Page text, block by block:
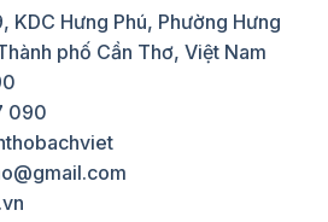
KDC Hưng Phú, Phường Hưng
phố Cần Thơ, Việt Nam
090